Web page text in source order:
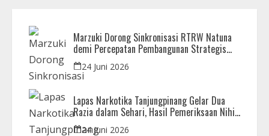
Marzuki Dorong Sinkronisasi RTRW Natuna
demi Percepatan Pembangunan Strategis
Daerah
24 Juni 2026
Lapas Narkotika Tanjungpinang Gelar Dua
Razia dalam Sehari, Hasil Pemeriksaan Nihil
Barang Terlarang
24 Juni 2026